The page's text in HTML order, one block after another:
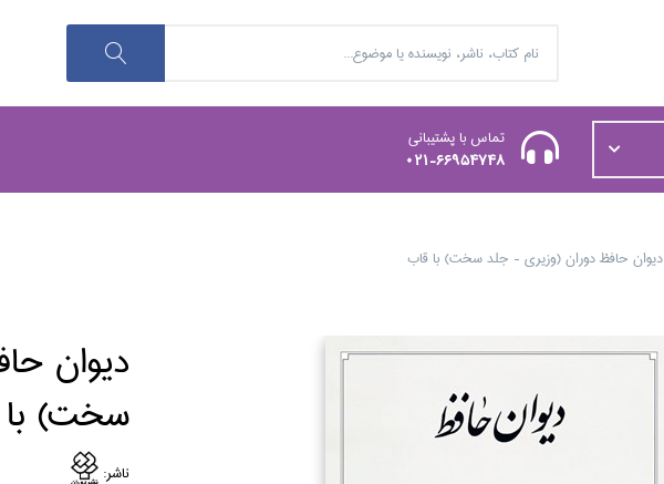
تماس با پشتیبانی
021-66954748
ديوان حافظ دوران (وزيري - جلد سخت) با قاب
ديوان
سخت)
ناشر: